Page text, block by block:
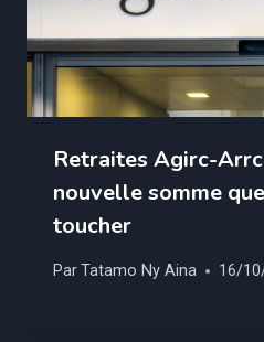
Retraites Agirc-
nouvelle somme
toucher
ParTatamo Ny Aina 16/